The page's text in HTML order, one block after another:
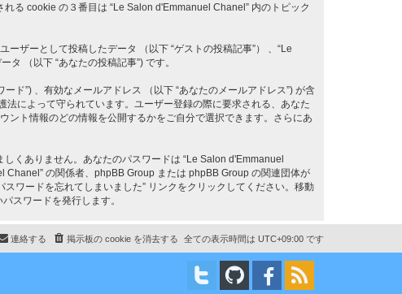
る cookie の３番目は “Le Salon d'Emmanuel Chanel” 内のトピック
ザーとして投稿したデータ （以下 “ゲストの投稿記事”） 、“Le
（以下 “あなたの投稿記事”) です。
ド”) 、有効なメールアドレス （以下 “あなたのメールアドレス”) が含
によって守られています。ユーザー登録の際に要求される、あなた
ント情報のどの情報を公開するかをご自分で選択できます。さらにあ
くありません。あなたのパスワードは “Le Salon d'Emmanuel
の関係者、phpBB Group または phpBB Group の関連団体が
ワードを忘れてしまいました” リンクをクリックしてください。移動
スワードを発行します。
全ての表示時間は UTC+09:00 です
掲示板の cookie を消去する
連絡する